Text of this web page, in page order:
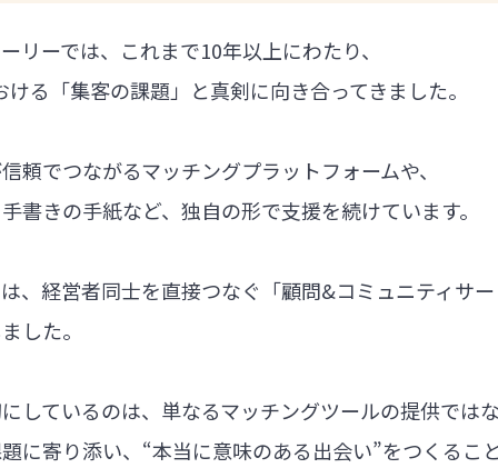
リーでは、これまで10年以上にわたり、
る「集客の課題」と真剣に向き合ってきました。
頼でつながるマッチングプラットフォームや、
書きの手紙など、独自の形で支援を続けています。
、経営者同士を直接つなぐ「顧問&コミュニティサ
した。
しているのは、単なるマッチングツールの提供では
に寄り添い、“本当に意味のある出会い”をつくるこ